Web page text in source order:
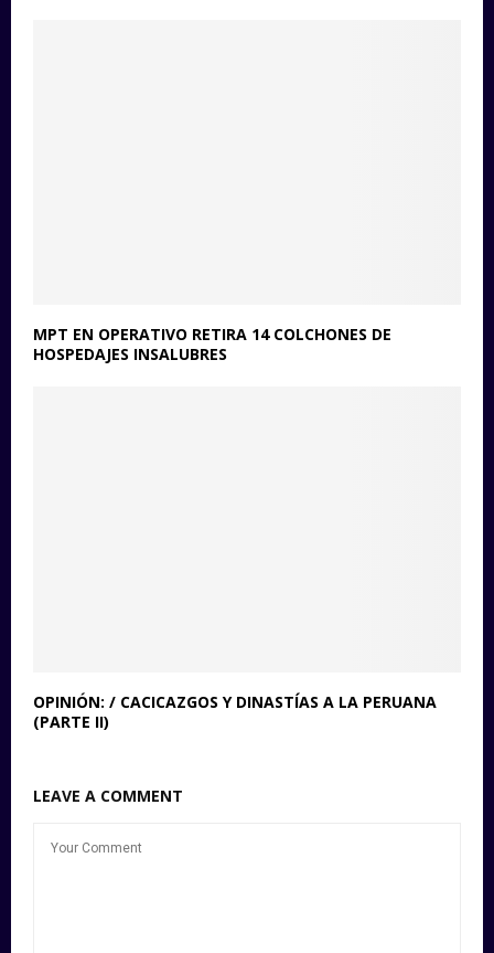
MPT EN OPERATIVO RETIRA 14 COLCHONES DE
HOSPEDAJES INSALUBRES
OPINIÓN: / CACICAZGOS Y DINASTÍAS A LA PERUANA
(PARTE II)
LEAVE A COMMENT